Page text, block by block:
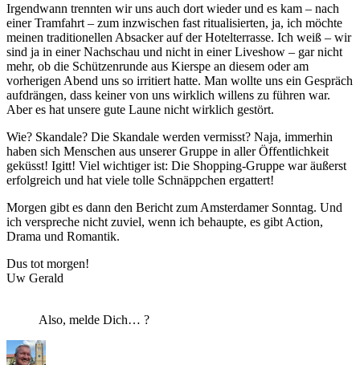
Irgendwann trennten wir uns auch dort wieder und es kam – nach
einer Tramfahrt – zum inzwischen fast ritualisierten, ja, ich möchte
meinen traditionellen Absacker auf der Hotelterrasse. Ich weiß – wir
sind ja in einer Nachschau und nicht in einer Liveshow – gar nicht
mehr, ob die Schützenrunde aus Kierspe an diesem oder am
vorherigen Abend uns so irritiert hatte. Man wollte uns ein Gespräch
aufdrängen, dass keiner von uns wirklich willens zu führen war.
Aber es hat unsere gute Laune nicht wirklich gestört.
Wie? Skandale? Die Skandale werden vermisst? Naja, immerhin
haben sich Menschen aus unserer Gruppe in aller Öffentlichkeit
geküsst! Igitt! Viel wichtiger ist: Die Shopping-Gruppe war äußerst
erfolgreich und hat viele tolle Schnäppchen ergattert!
Morgen gibt es dann den Bericht zum Amsterdamer Sonntag. Und
ich verspreche nicht zuviel, wenn ich behaupte, es gibt Action,
Drama und Romantik.
Dus tot morgen!
Uw Gerald
Also, melde Dich… ?
Autor